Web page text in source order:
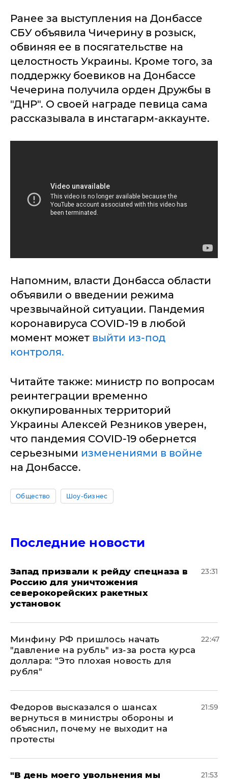
Ранее за выступления на Донбассе
СБУ объявила Чичерину в розыск,
обвиняя ее в посягательстве на
целостность Украины. Кроме того, за
поддержку боевиков на Донбассе
Чечерина получила орден Дружбы в
"ДНР". О своей награде певица сама
рассказывала в инстагарм-аккаунте.
Напомним, власти Донбасса области
объявили о введении режима
чрезвычайной ситуации. Пандемия
коронавируса COVID-19 в любой
момент может выйти из-под
контроля.
Читайте также: министр по вопросам
реинтеграции временно
оккупированных территорий
Украины Алексей Резников уверен,
что пандемия COVID-19 обернется
серьезными изменениями в войне
на Донбассе.
Общество Шоу-бизнес
Последние новости
Запад призвали к рейду спецназа в
Россию для уничтожения
северокорейских ракетных
установок
23:31
Минфину РФ пришлось начать
"давление на рубль" из-за роста курса
доллара: "Это плохая новость для
рубля"
22:47
Федоров высказался о шансах
вернуться в министры обороны и
объяснил, почему не выходит на
протесты
21:59
​"В день моего увольнения мы 21:53